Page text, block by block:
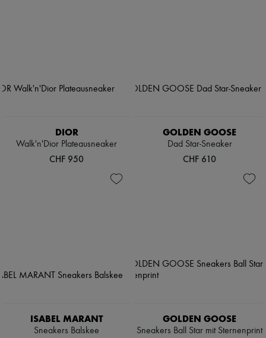
DIOR
Walk'n'Dior Plateausneaker
CHF 950
GOLDEN GOOSE
Dad Star-Sneaker
CHF 610
ISABEL MARANT
Sneakers Balskee
GOLDEN GOOSE
Sneakers Ball Star mit Sternenprint